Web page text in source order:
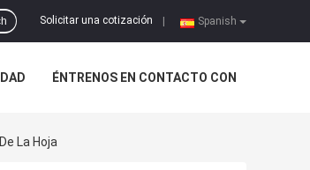
Spanish
Solicitar una cotización
ÉNTRENOS EN CONTACTO CON
La Hoja